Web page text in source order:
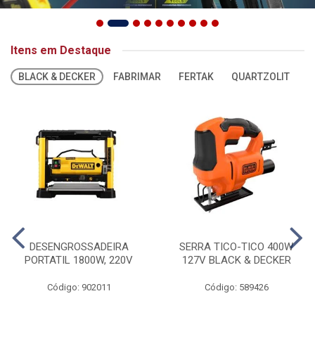
Itens em Destaque
BLACK & DECKER FABRIMAR FERTAK QUARTZOLIT
DESENGROSSADEIRA
PORTATIL 1800W, 220V
Código: 902011
SERRA TICO-TICO 400W
127V BLACK & DECKER
Código: 589426